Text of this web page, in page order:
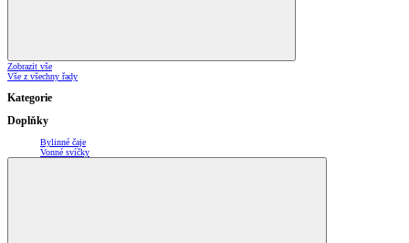
Zobrazit vše
Vše z všechny řady
Kategorie
Doplňky
Bylinné čaje
Vonné svíčky